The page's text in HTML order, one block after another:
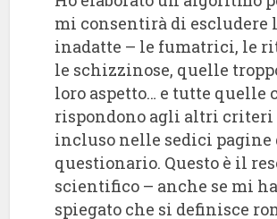
mi consentirà di escludere
inadatte – le fumatrici, le
le schizzinose, quelle
loro aspetto… e tutte quelle
rispondono agli altri criteri
incluso nelle sedici pagine
questionario. Questo è il
scientifico – anche se mi
spiegato che si definisce